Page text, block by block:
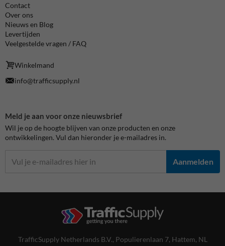
Contact
Over ons
Nieuws en Blog
Levertijden
Veelgestelde vragen / FAQ
Winkelmand
info@trafficsupply.nl
Meld je aan voor onze nieuwsbrief
Wil je op de hoogte blijven van onze producten en onze
ontwikkelingen. Vul dan hieronder je e-mailadres in.
Aanmelden
TrafficSupply Netherlands B.V., Populierenlaan 7, Hattem, NL